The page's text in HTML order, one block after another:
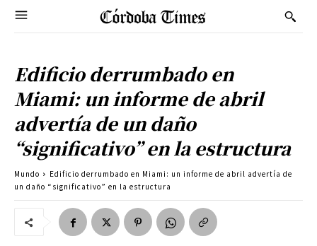
Edificio derrumbado en
Miami: un informe de abril
advertía de un daño
“significativo” en la estructura
Mundo
Edificio derrumbado en Miami: un informe de abril advertía de
un daño “significativo” en la estructura